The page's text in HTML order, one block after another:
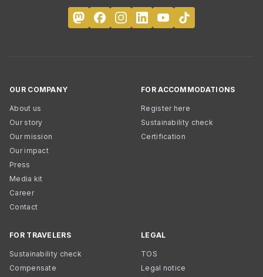
OUR COMPANY
About us
Our story
Our mission
Our impact
Press
Media kit
Career
Contact
FOR ACCOMMODATIONS
Register here
Sustainability check
Certification
FOR TRAVELERS
Sustainability check
Compensate
LEGAL
TOS
Legal notice